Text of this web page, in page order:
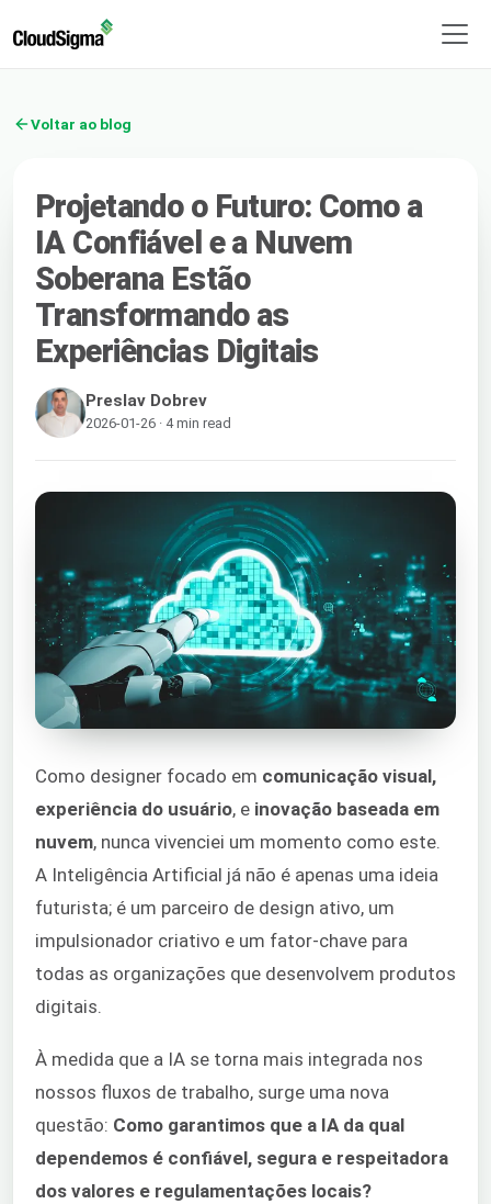
Voltar ao blog
Projetando o Futuro: Como a
IA Confiável e a Nuvem
Soberana Estão
Transformando as
Experiências Digitais
Preslav Dobrev
2026-01-26 · 4 min read
Como designer focado em comunicação visual,
experiência do usuário, e inovação baseada em
nuvem, nunca vivenciei um momento como este.
A Inteligência Artificial já não é apenas uma ideia
futurista; é um parceiro de design ativo, um
impulsionador criativo e um fator-chave para
todas as organizações que desenvolvem produtos
digitais.
À medida que a IA se torna mais integrada nos
nossos fluxos de trabalho, surge uma nova
questão: Como garantimos que a IA da qual
dependemos é confiável, segura e respeitadora
dos valores e regulamentações locais?